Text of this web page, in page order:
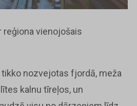
vienojošais
nozvejotas fjordā, meža
kalnu tīreļos, un